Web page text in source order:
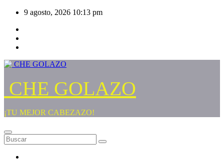
Saltar
contenido
9 agosto, 2026 10:13 pm
CHE GOLAZO
¡TU MEJOR CABEZAZO!